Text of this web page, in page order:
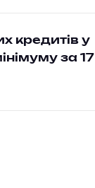
кредитів у
за 17